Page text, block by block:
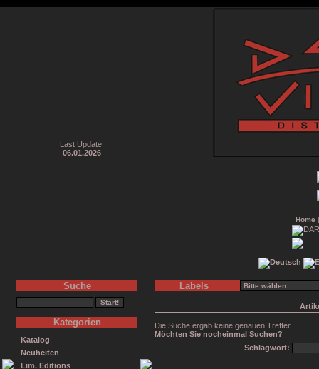
Last Update:
06.01.2026
Home
Suche
Kategorien
Katalog
Neuheiten
Lim. Editions
Labels
Die Suche ergab keine genauen Treffer.
Möchten Sie nocheinmal Suchen?
Schlagwort: